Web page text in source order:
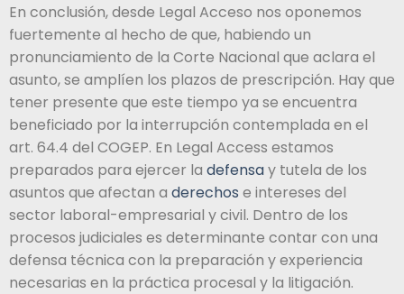
En conclusión, desde Legal Acceso nos oponemos
fuertemente al hecho de que, habiendo un
pronunciamiento de la Corte Nacional que aclara el
asunto, se amplíen los plazos de prescripción. Hay que
tener presente que este tiempo ya se encuentra
beneficiado por la interrupción contemplada en el
art. 64.4 del COGEP. En Legal Access estamos
preparados para ejercer la defensay tutela de los
asuntos que afectan a derechos e intereses del
sector laboral-empresarial y civil. Dentro de los
procesos judiciales es determinante contar con una
defensa técnica con la preparación y experiencia
necesarias en la práctica procesal y la litigación.